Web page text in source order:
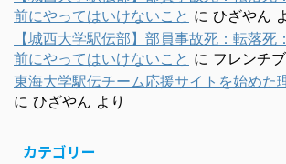
前にやってはいけないこと に ひざやん
【城西大学駅伝部】部員事故死：転落死
前にやってはいけないこと に フレンチ
東海大学駅伝チーム応援サイトを始めた
に ひざやん より
カテゴリー